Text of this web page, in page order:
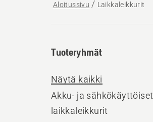
Aloitussivu Laikkaleikkurit
Tuoteryhmät
Näytä kaikki
Akku- ja sähkökäyttöiset
laikkaleikkurit